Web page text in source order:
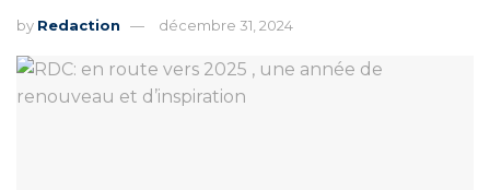
by Redaction décembre 31, 2024